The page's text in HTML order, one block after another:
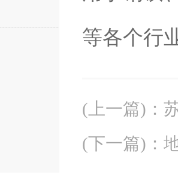
等各个行
(上一篇) ：
(下一篇) ：